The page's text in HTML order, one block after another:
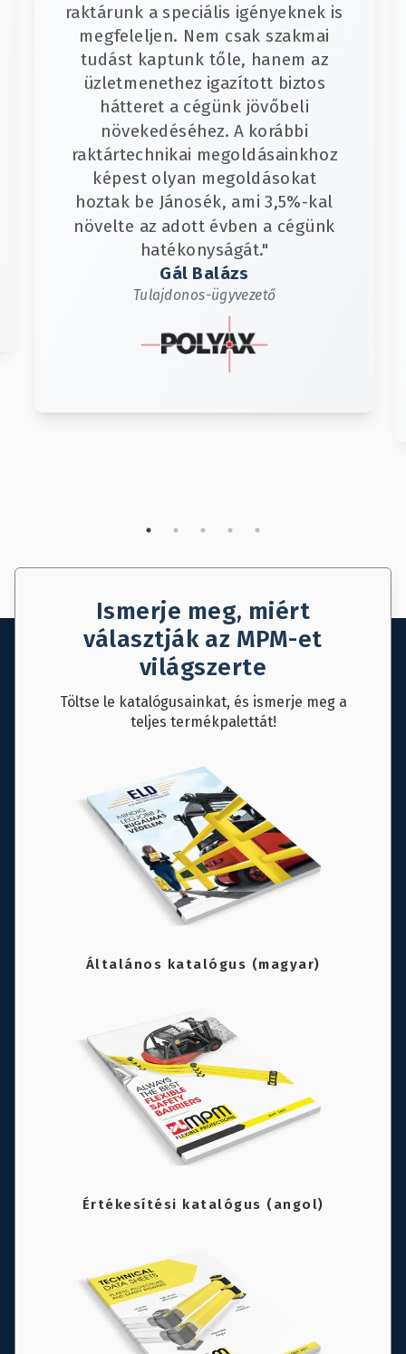
raktárunk a speciális igényeknek is
megfeleljen. Nem csak szakmai
tudást kaptunk tőle, hanem az
üzletmenethez igazított biztos
hátteret a cégünk jövőbeli
növekedéséhez. A korábbi
raktártechnikai megoldásainkhoz
képest olyan megoldásokat
hoztak be Jánosék, ami 3,5%-kal
növelte az adott évben a cégünk
hatékonyságát."
Gál Balázs
Tulajdonos-ügyvezető
Ismerje meg, miért
választják az MPM-et
világszerte
Töltse le katalógusainkat, és ismerje meg a
teljes termékpalettát!
Általános katalógus (magyar)
Értékesítési katalógus (angol)